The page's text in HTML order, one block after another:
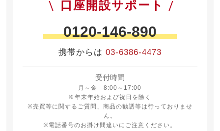
口座開設サポート
0120-146-890
携帯からは 03-6386-4473
受付時間
月～金 8:00～17:00
月曜日から金曜日 8時から17時
※年末年始および祝日を除く
※売買等に関するご質問、商品の勧誘等は行っておりませ
ん。
※電話番号のお掛け間違いにご注意ください。